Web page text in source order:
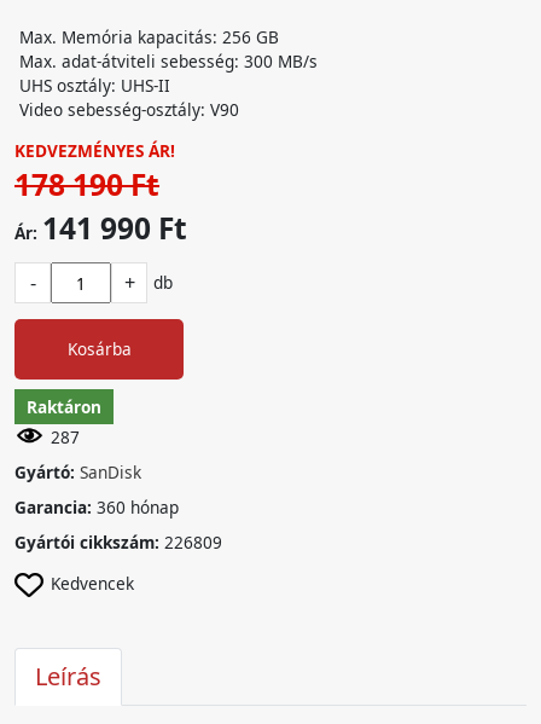
Max. Memória kapacitás: 256 GB
Max. adat-átviteli sebesség: 300 MB/s
UHS osztály: UHS-II
Video sebesség-osztály: V90
KEDVEZMÉNYES ÁR!
178 190 Ft
Ár: 141 990 Ft
- + db
Kosárba
Raktáron
287
Gyártó: SanDisk
Garancia: 360 hónap
Gyártói cikkszám: 226809
Kedvencek
Leírás